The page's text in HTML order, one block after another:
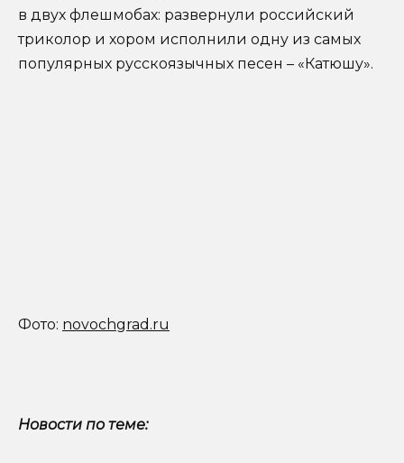
в двух флешмобах: развернули российский
триколор и хором исполнили одну из самых
популярных русскоязычных песен – «Катюшу».
Фото: novochgrad.ru
Новости по теме: